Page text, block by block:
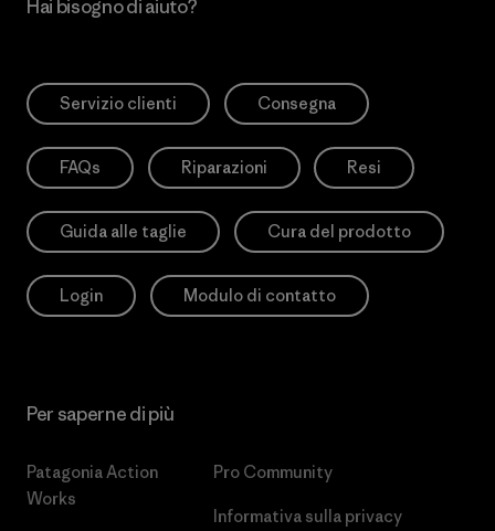
Hai bisogno di aiuto?
Servizio clienti Consegna
FAQs Riparazioni Resi
Guida alle taglie Cura del prodotto
Login Modulo di contatto
Per saperne di più
Patagonia Action
Works
Pro Community
Informativa sulla privacy